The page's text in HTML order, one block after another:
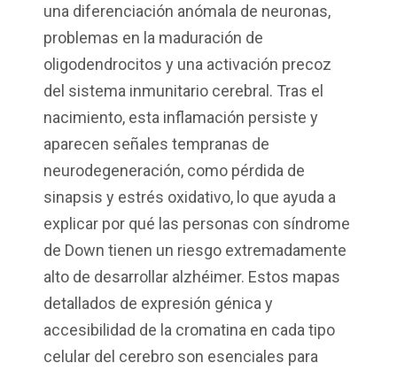
una diferenciación anómala de neuronas,
problemas en la maduración de
oligodendrocitos y una activación precoz
del sistema inmunitario cerebral. Tras el
nacimiento, esta inflamación persiste y
aparecen señales tempranas de
neurodegeneración, como pérdida de
sinapsis y estrés oxidativo, lo que ayuda a
explicar por qué las personas con síndrome
de Down tienen un riesgo extremadamente
alto de desarrollar alzhéimer. Estos mapas
detallados de expresión génica y
accesibilidad de la cromatina en cada tipo
celular del cerebro son esenciales para